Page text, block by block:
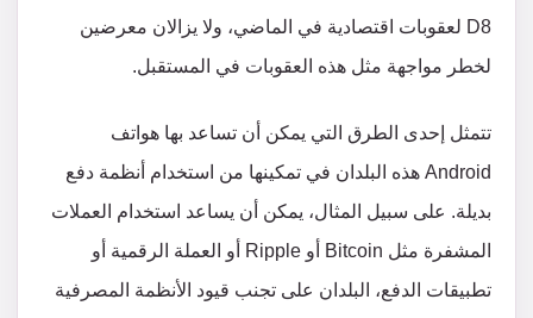
D8 لعقوبات اقتصادية في الماضي، ولا يزالان معرضين
لخطر مواجهة مثل هذه العقوبات في المستقبل.
تتمثل إحدى الطرق التي يمكن أن تساعد بها هواتف
Android هذه البلدان في تمكينها من استخدام أنظمة دفع
بديلة. على سبيل المثال، يمكن أن يساعد استخدام العملات
المشفرة مثل Bitcoin أو Ripple أو العملة الرقمية أو
تطبيقات الدفع، البلدان على تجنب قيود الأنظمة المصرفية